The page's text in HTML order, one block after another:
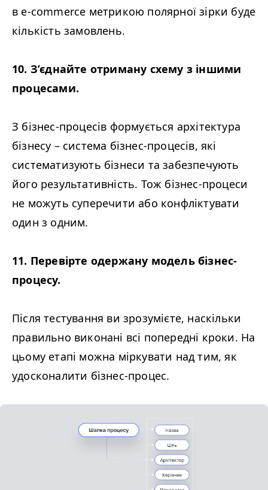
в e‑commerce метрикою полярної зірки буде
кількість замовлень.
10. З’єднайте отриману схему з іншими
процесами.
З бізнес-процесів формується архітектура
бізнесу – система бізнес-процесів, які
систематизують бізнеси та забезпечують
його результативність. Тож бізнес-процеси
не можуть суперечити або конфліктувати
один з одним.
11. Перевірте одержану модель бізнес-
процесу.
Після тестування ви зрозумієте, наскільки
правильно виконані всі попередні кроки. На
цьому етапі можна міркувати над тим, як
удосконалити бізнес-процес.